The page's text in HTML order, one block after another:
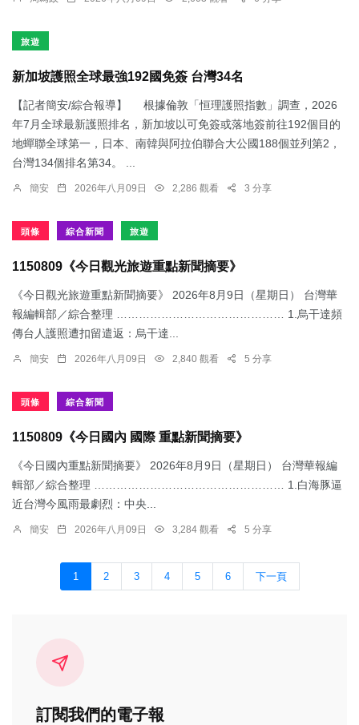
旅遊
新加坡護照全球最強192國免簽 台灣34名
【記者簡安/綜合報導】 根據倫敦「恒理護照指數」調查，2026
年7月全球最新護照排名，新加坡以可免簽或落地簽前往192個目的
地蟬聯全球第一，日本、南韓與阿拉伯聯合大公國188個並列第2，
台灣134個排名第34。 ...
簡安 2026年八月09日 2,286 觀看 3 分享
頭條 綜合新聞 旅遊
1150809《今日觀光旅遊重點新聞摘要》
《今日觀光旅遊重點新聞摘要》 2026年8月9日（星期日） 台灣華
報編輯部／綜合整理 ……………………………………… 1.烏干達頻
傳台人護照遭扣留遣返：​烏干達...
簡安 2026年八月09日 2,840 觀看 5 分享
頭條 綜合新聞
1150809《今日國內 國際 重點新聞摘要》
《今日國內重點新聞摘要》 2026年8月9日（星期日） 台灣華報編
輯部／綜合整理 …………………………………………… 1.白海豚逼
近台灣今風雨最劇烈：中央...
簡安 2026年八月09日 3,284 觀看 5 分享
1 2 3 4 5 6 下一頁
訂閱我們的電子報